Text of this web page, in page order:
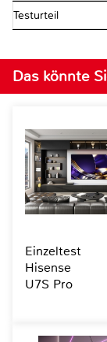
Testurteil
Das könnte
Einzeltest
Hisense
U7S Pro